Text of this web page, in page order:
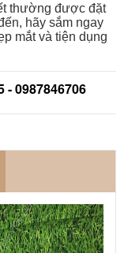
thường được đặt
hãy sắm ngay
mắt và tiện dụng
- 0987846706